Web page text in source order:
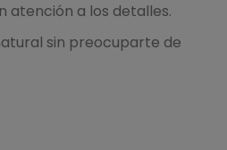
atención a los detalles.
sin preocuparte de